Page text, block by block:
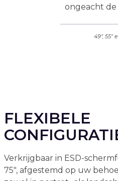
ongeacht de
49", 55"
FLEXIBELE
Verkrijgbaar in ESD-
75", afgestemd op uw